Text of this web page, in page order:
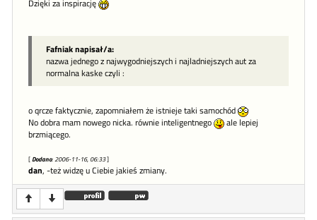
Dzięki za inspirację
Fafniak napisał/a:
nazwa jednego z najwygodniejszych i najladniejszych aut za
normalna kaske czyli :
o qrcze faktycznie, zapomniałem że istnieje taki samochód
No dobra mam nowego nicka. równie inteligentnego
ale lepiej
brzmiącego.
[Dodano: 2006-11-16, 06:33]
dan, -też widzę u Ciebie jakieś zmiany.